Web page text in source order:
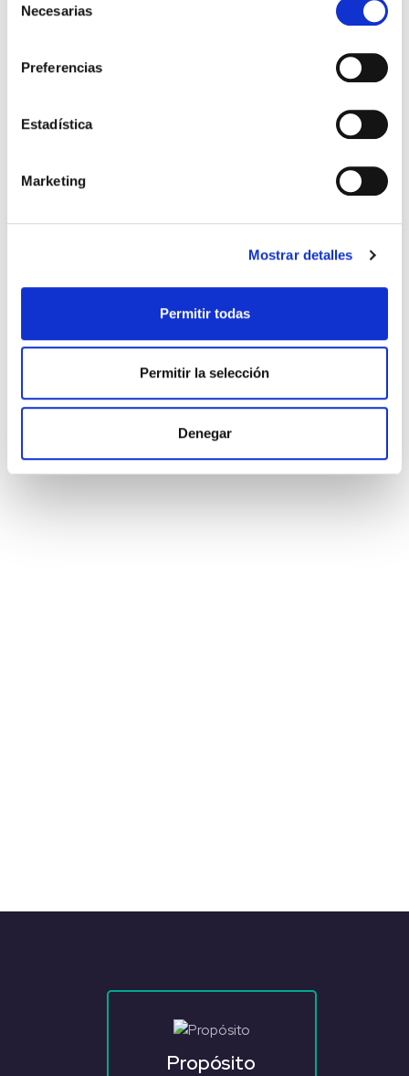
Necesarias
Preferencias
Estadística
Marketing
Mostrar detalles
Permitir todas
Permitir la selección
Denegar
Propósito